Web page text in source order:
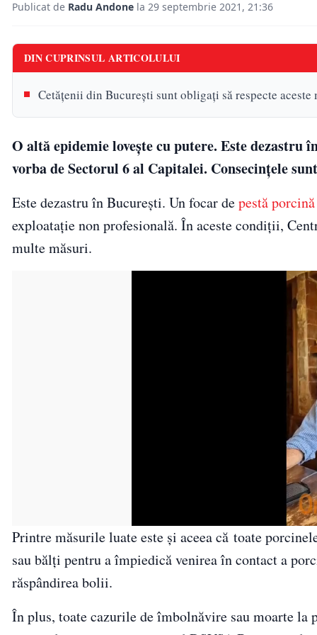
Publicat de Radu Andone la 29 septembrie 2021, 21:36
DIN CUPRINSUL ARTICOLULUI
Cetățenii din București sunt obligați să respecte aceste
O altă epidemie lovește cu putere. Este
vorba de Sectorul 6 al Capitalei. Consecințele
Este dezastru în București. Un focar depestă porcină
exploatație non profesională. În aceste condiții,
multe măsuri.
Printre măsurile luate este și aceea că toate
sau bălți pentru a împiedică venirea în contact a
răspândirea bolii.
În plus, toate cazurile de îmbolnăvire sau moarte